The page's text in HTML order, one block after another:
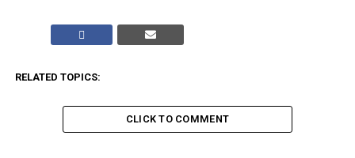
RELATED TOPICS:
CLICK TO COMMENT